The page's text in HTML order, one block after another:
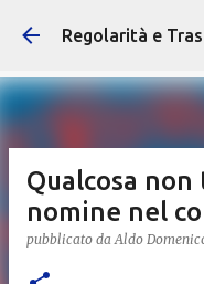
Passa
Qualcosa
nomine nel
pubblicato daAldo